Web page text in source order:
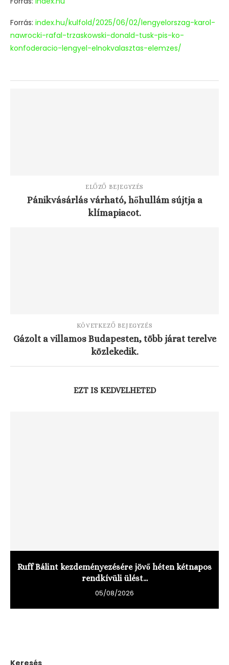
Forrás: index.hu/kulfold/2025/06/02/lengyelorszag-karol-
nawrocki-rafal-trzaskowski-donald-tusk-pis-ko-
konfoderacio-lengyel-elnokvalasztas-elemzes/
ELŐZŐ BEJEGYZÉS
Pánikvásárlás várható, hőhullám sújtja a
klímapiacot.
KÖVETKEZŐ BEJEGYZÉS
Gázolt a villamos Budapesten, több járat terelve
közlekedik.
EZT IS KEDVELHETED
Ruff Bálint kezdeményezésére jövő héten kétnapos
rendkívüli ülést...
05/08/2026
Keresés